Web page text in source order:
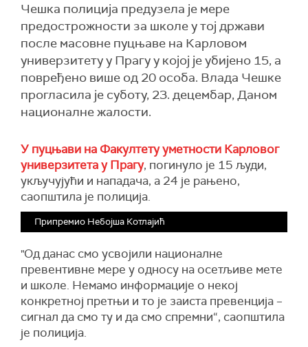
Чешка полиција предузела је мере
предострожности за школе у тој држави
после масовне пуцњаве на Карловом
универзитету у Прагу у којој је убијено 15, а
повређено више од 20 особа. Влада Чешке
прогласила је суботу, 23. децембар, Даном
националне жалости.
У пуцњави на Факултету уметности Карловог
универзитета у Прагу, погинуло је 15 људи,
укључујући и нападача, а 24 је рањено,
саопштила је полиција.
Припремио Небојша Котлајић
"Од данас смо усвојили националне
превентивне мере у односу на осетљиве мете
и школе. Немамо информације о некој
конкретној претњи и то је заиста превенција –
сигнал да смо ту и да смо спремни“, саопштила
је полиција.